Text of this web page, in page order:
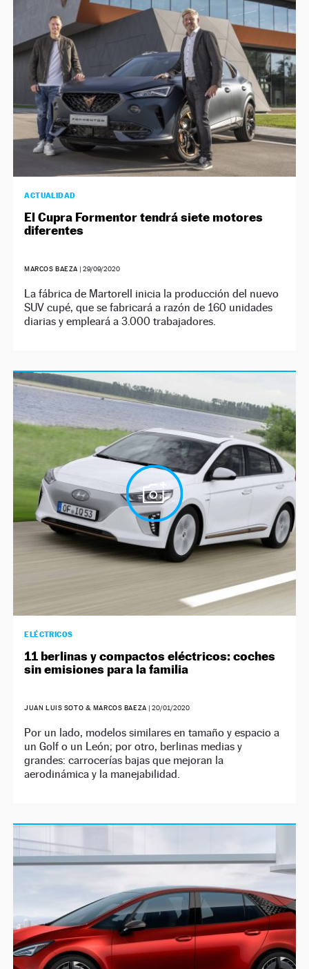
SÍGUENOS
ACTUALIDAD
El Cupra Formentor tendrá siete motores
diferentes
MARCOS BAEZA |29/09/2020
La fábrica de Martorell inicia la producción del nuevo
SUV cupé, que se fabricará a razón de 160 unidades
diarias y empleará a 3.000 trabajadores.
ELÉCTRICOS
11 berlinas y compactos eléctricos: coches
sin emisiones para la familia
JUAN LUIS SOTO & MARCOS BAEZA | 20/01/2020
Por un lado, modelos similares en tamaño y espacio a
un Golf o un León; por otro, berlinas medias y
grandes: carrocerías bajas que mejoran la
aerodinámica y la manejabilidad.